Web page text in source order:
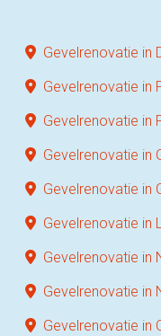
Gevelrenovatie in
Gevelrenovatie in
Gevelrenovatie in
Gevelrenovatie in
Gevelrenovatie in
Gevelrenovatie in
Gevelrenovatie in
Gevelrenovatie in
Gevelrenovatie in